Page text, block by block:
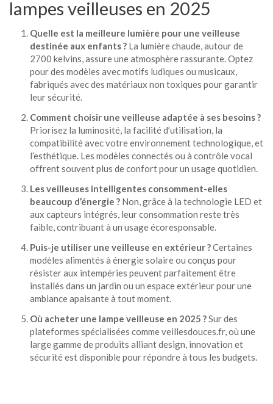
lampes veilleuses en 2025
Quelle est la meilleure lumière pour une veilleuse
destinée aux enfants ?La lumière chaude, autour de
2700 kelvins, assure une atmosphère rassurante. Optez
pour des modèles avec motifs ludiques ou musicaux,
fabriqués avec des matériaux non toxiques pour garantir
leur sécurité.
Comment choisir une veilleuse adaptée à ses besoins ?
Priorisez la luminosité, la facilité d’utilisation, la
compatibilité avec votre environnement technologique, et
l’esthétique. Les modèles connectés ou à contrôle vocal
offrent souvent plus de confort pour un usage quotidien.
Les veilleuses intelligentes consomment-elles
beaucoup d’énergie ?Non, grâce à la technologie LED et
aux capteurs intégrés, leur consommation reste très
faible, contribuant à un usage écoresponsable.
Puis-je utiliser une veilleuse en extérieur ?Certaines
modèles alimentés à énergie solaire ou conçus pour
résister aux intempéries peuvent parfaitement être
installés dans un jardin ou un espace extérieur pour une
ambiance apaisante à tout moment.
Où acheter une lampe veilleuse en 2025 ?Sur des
plateformes spécialisées commeveillesdouces.fr, où une
large gamme de produits alliant design, innovation et
sécurité est disponible pour répondre à tous les budgets.